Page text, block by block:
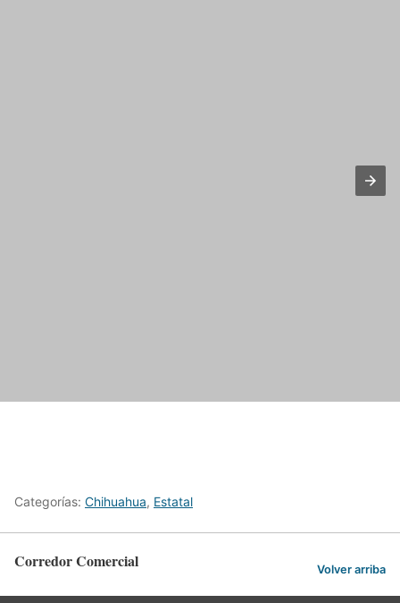
Categorías: Chihuahua, Estatal
Corredor Comercial Volver arriba